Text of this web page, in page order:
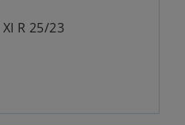
R 25/23